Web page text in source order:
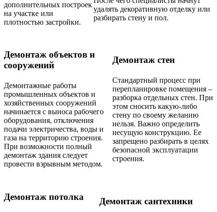
дополнительных построек
на участке или
плотностью застройки.
удалять декоративную отделку или
разбирать стену и пол.
Демонтаж объектов и
сооружений
Демонтажные работы
промышленных объектов и
хозяйственных сооружений
начинается с выноса рабочего
оборудования, отключения
подачи электричества, воды и
газа на территорию строения.
При возможности полный
демонтаж здания следует
провести взрывным методом.
Демонтаж стен
Стандартный процесс при
перепланировке помещения –
разборка отдельных стен. При
этом сносить какую-либо
стену по своему желанию
нельзя. Важно определить
несущую конструкцию. Ее
запрещено разбирать в целях
безопасной эксплуатации
строения.
Демонтаж потолка Демонтаж сантехники